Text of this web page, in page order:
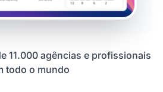
11.000 agências e profissionais
todo o mundo